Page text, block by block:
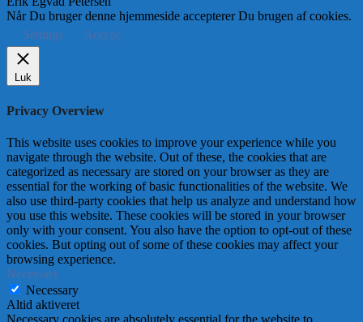
Når Du bruger denne hjemmeside accepterer Du brugen af cookies.
Settings
Accept
Luk
Privacy Overview
This website uses cookies to improve your experience while you
navigate through the website. Out of these, the cookies that are
categorized as necessary are stored on your browser as they are
essential for the working of basic functionalities of the website. We
also use third-party cookies that help us analyze and understand how
you use this website. These cookies will be stored in your browser
only with your consent. You also have the option to opt-out of these
cookies. But opting out of some of these cookies may affect your
browsing experience.
Necessary
Necessary
Altid aktiveret
Necessary cookies are absolutely essential for the website to